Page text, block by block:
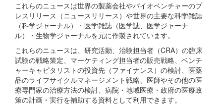
これらのニュースは世界の製薬会社やバイオベンチャーのプ
レスリリース（ニュースリリース）や世界の主要な科学雑誌
（科学ジャーナル）・医学雑誌（医学誌、医学ジャーナ
ル）・生物学ジャーナルを元に作製されています。
これらのニュースは、研究活動、治験担当者（CRA）の臨床
試験の戦略策定、マーケティング担当者の販売戦略、ベンチ
ャーキャピタリストの投資先（ファイナンス）の検討、医薬
品のライフサイクルマネージメント戦略、医師やその他の医
療専門家の治療方法の検討、病院・地域医療・政府の医療政
策の計画・実行を補助する資料として利用できます。